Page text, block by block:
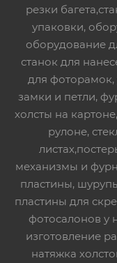
резки
упаковки,
оборудование
станок для
для фоторамок,
замки и петли,
холсты на
рулоне,
механизмы и
пластины,
пластины для
фотосалонов у
изготовление
натяжка